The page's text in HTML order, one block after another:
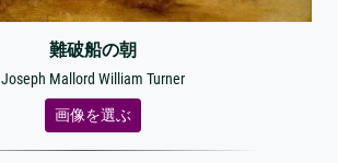
難破船の朝
Joseph Mallord William Turner
画像を選ぶ